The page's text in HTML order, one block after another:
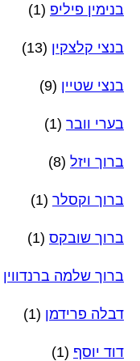
בנימין פיליפ (1)
בנצי קלצקין (13)
בנצי שטיין (9)
בערי וובר (1)
ברוך ויזל (8)
ברוך וקסלר (1)
ברוך שובקס (1)
ברוך שלמה ברנדווין
דבלה פרידמן (1)
דוד יוסף (1)